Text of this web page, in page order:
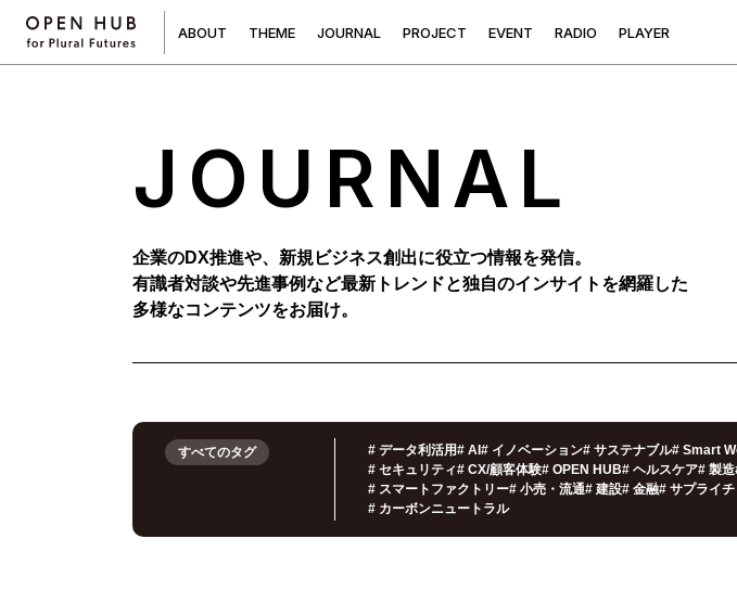
ABOUT THEME JOURNAL PROJECT EVENT RADIO PLAYER
JOURNAL
企業のDX推進や、新規ビジネス創出に役立つ情報を発信。
有識者対談や先進事例など最新トレンドと独自のインサイトを網羅した
多様なコンテンツをお届け。
すべてのタグ # データ利活用# AI # イノベーション# サステナブル# Smart
# セキュリティ# CX/顧客体験# OPEN HUB# ヘルスケア# 製造
# スマートファクトリー# 小売・流通# 建設# 金融# サプライ
# カーボンニュートラル